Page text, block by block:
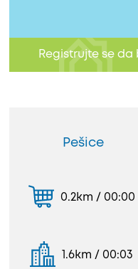
Registrujte se
Pešice
0.2km / 00:00
1.6km / 00:03